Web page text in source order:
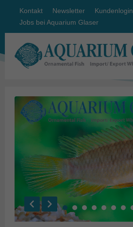
Kontakt Newsletter
Kundenlogin
Jobs bei Aquarium Glaser